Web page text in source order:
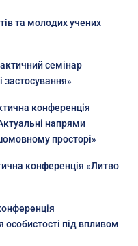
та молодих учених
семінар
застосування»
конференція
напрями
просторі»
конференція «Литво
під впливом